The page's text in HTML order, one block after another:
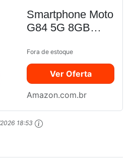
Smartphone Moto
G84 5G 8GB
256GB Viva
Magenta - Vegan
Leather
Fora de estoque
Ver Oferta
Amazon.com.br
18:53